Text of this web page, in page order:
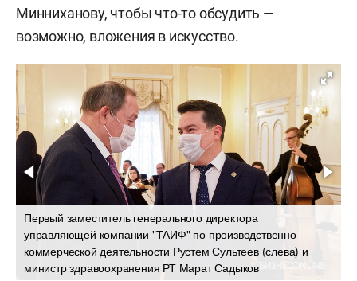
Минниханову, чтобы что-то обсудить —
возможно, вложения в искусство.
Первый заместитель генерального директора
управляющей компании "ТАИФ" по производственно-
коммерческой деятельности Рустем Сультеев (слева) и
министр здравоохранения РТ Марат Садыков